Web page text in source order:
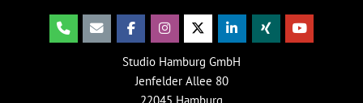
Studio Hamburg GmbH
Jenfelder Allee 80
22045 Hamburg